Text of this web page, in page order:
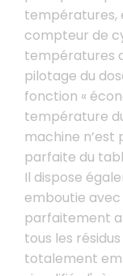
températures,
compteur de
températures
pilotage du
fonction «
température
machine n’est
parfaite du
Il dispose
emboutie avec
parfaitement
tous les
totalement